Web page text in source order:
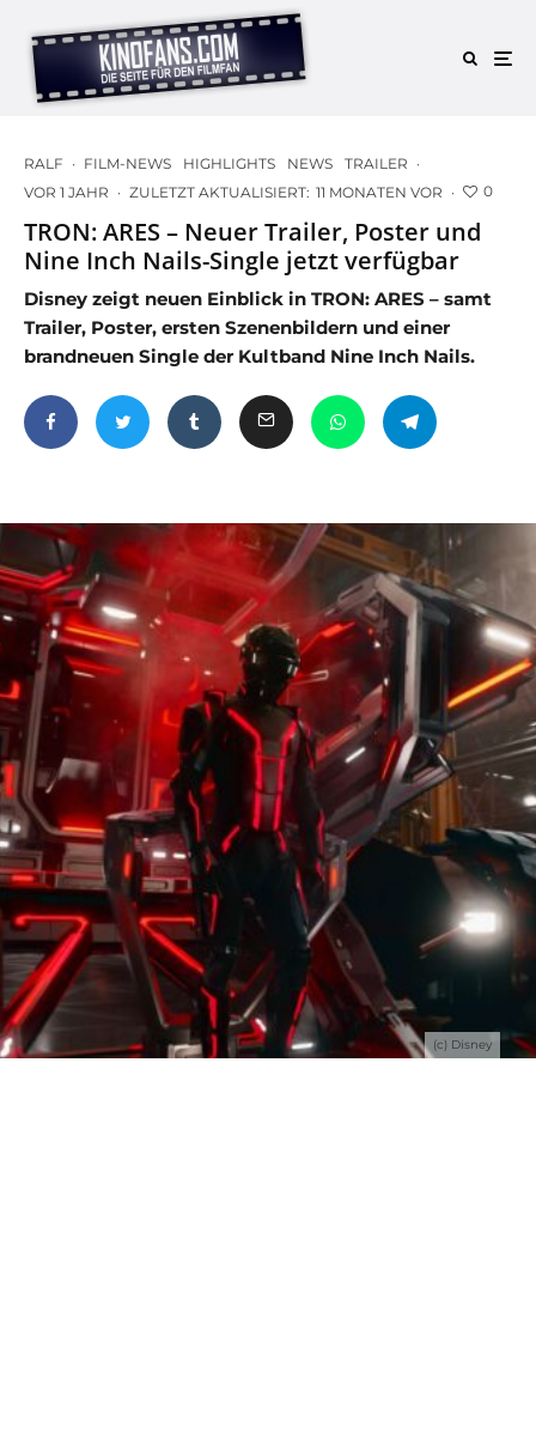
RALF · FILM-NEWS HIGHLIGHTS NEWS TRAILER ·
VOR 1 JAHR · ZULETZT AKTUALISIERT: 11 MONATEN VOR · 0
TRON: ARES – Neuer Trailer, Poster und
Nine Inch Nails-Single jetzt verfügbar
Disney zeigt neuen Einblick in TRON: ARES – samt
Trailer, Poster, ersten Szenenbildern und einer
brandneuen Single der Kultband Nine Inch Nails.
(c) Disney